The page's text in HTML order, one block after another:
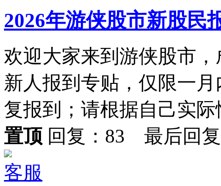
2026年游侠股市新股民
欢迎大家来到游侠股市
新人报到专贴，仅限一
复报到；请根据自己实
置顶 回复：83 最后回
客服